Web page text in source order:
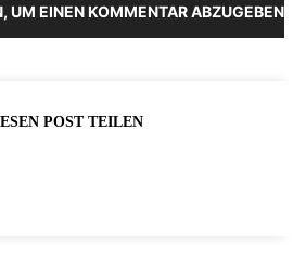
UM EINEN KOMMENTAR ABZUGEBEN
POST TEILEN